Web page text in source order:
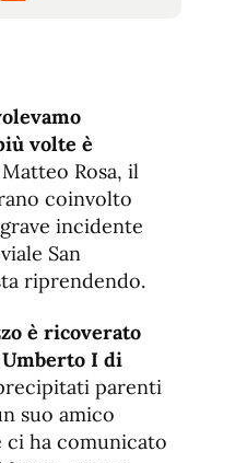
fuente.
volte è
Matteo Rosa, il
coinvolto
incidente
San
riprendendo.
è ricoverato
I di
parenti
suo amico
ci ha comunicato